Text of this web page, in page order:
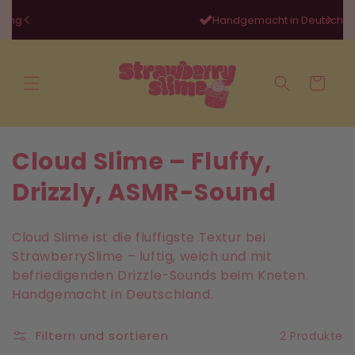
zum
Handgemacht in Deutschland 👩‍👧‍👦
Warenkorb
K
a
e
g
r
Cloud Slime – Fluffy,
Drizzly, ASMR-Sound
Cloud Slime ist die fluffigste Textur bei
StrawberrySlime – luftig, weich und mit
befriedigenden Drizzle-Sounds beim Kneten.
Handgemacht in Deutschland.
Filtern und sortieren 2 Produkte